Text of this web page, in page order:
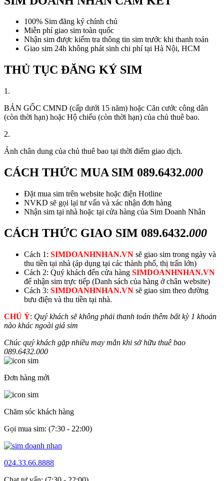
100% Sim đăng ký chính chủ
Miễn phí giao sim toàn quốc
Nhận sim được kiểm tra thông tin sim trước khi thanh toán
Giao sim 24h không phát sinh chi phí tại Hà Nội, HCM
THỦ TỤC ĐĂNG KÝ SIM
1.
BẢN GỐC CMND (cấp dưới 15 năm) hoặc Căn cước công dân
(còn thời hạn) hoặc Hộ chiếu (còn thời hạn) của chủ thuê bao.
2.
Ảnh chân dung của chủ thuê bao tại thời điểm giao dịch.
CÁCH THỨC MUA SIM 089.6432.000
Đặt mua sim trên website hoặc điện Hotline
NVKD sẽ gọi lại tư vấn và xác nhận đơn hàng
Nhận sim tại nhà hoặc tại cửa hàng của Sim Doanh Nhân
CÁCH THỨC GIAO SIM 089.6432.000
Cách 1: SIMDOANHNHAN.VN sẽ giao sim trong ngày và
thu tiền tại nhà (áp dụng tại các thành phố, thị trấn lớn)
Cách 2: Quý khách đến cửa hàng SIMDOANHNHAN.VN
để nhận sim trực tiếp (Danh sách của hàng ở chân website)
Cách 3: SIMDOANHNHAN.VN sẽ giao sim theo đường
bưu điện và thu tiền tại nhà.
CHÚ Ý: Quý khách sẽ không phải thanh toán thêm bất kỳ 1 khoản
nào khác ngoài giá sim
Chúc quý khách gặp nhiều may mắn khi sở hữu thuê bao
089.6432.000
Đơn hàng mới
Chăm sóc khách hàng
Gọi mua sim: (7:30 - 22:00)
024.33.66.8888